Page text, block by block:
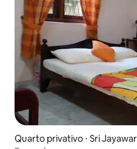
Quarto privativo ⋅ Sri